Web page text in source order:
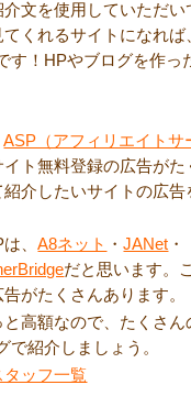
文を使用していただい
くれるサイトになれば
す！HPやブログを作っ
ASP（アフィリエイトサ
ト無料登録の広告がた
介したいサイトの広告
は、A8ネット ・JANet ・
だと思います。
がたくさんあります。
高額なので、たくさん
紹介しましょう。
タッフ一覧